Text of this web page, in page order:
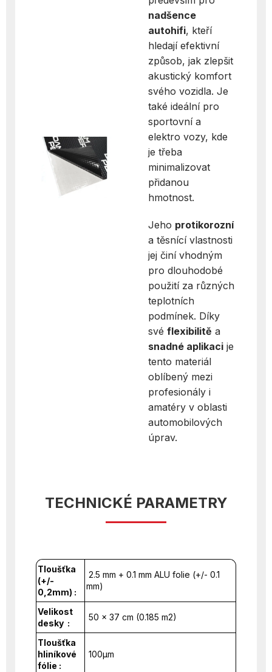
nadšence
autohifi, kteří
hledají efektivní
způsob, jak zlepšit
akustický komfort
svého vozidla. Je
také ideální pro
sportovní a
elektro vozy, kde
je třeba
minimalizovat
přidanou
hmotnost.
Jeho protikorozní
a těsnící vlastnosti
jej činí vhodným
pro dlouhodobé
použití za různých
teplotních
podmínek. Díky
své flexibilitě a
snadné aplikaci je
tento materiál
oblíbený mezi
profesionály i
amatéry v oblasti
automobilových
úprav.
TECHNICKÉ PARAMETRY
Tloušťka
(+/-
0,2mm) :
2.5 mm + 0.1 mm ALU folie (+/- 0.1
mm)
Velikost
desky :
50 x 37 cm (0.185 m2)
Tloušťka
hliníkové
fólie :
100µm